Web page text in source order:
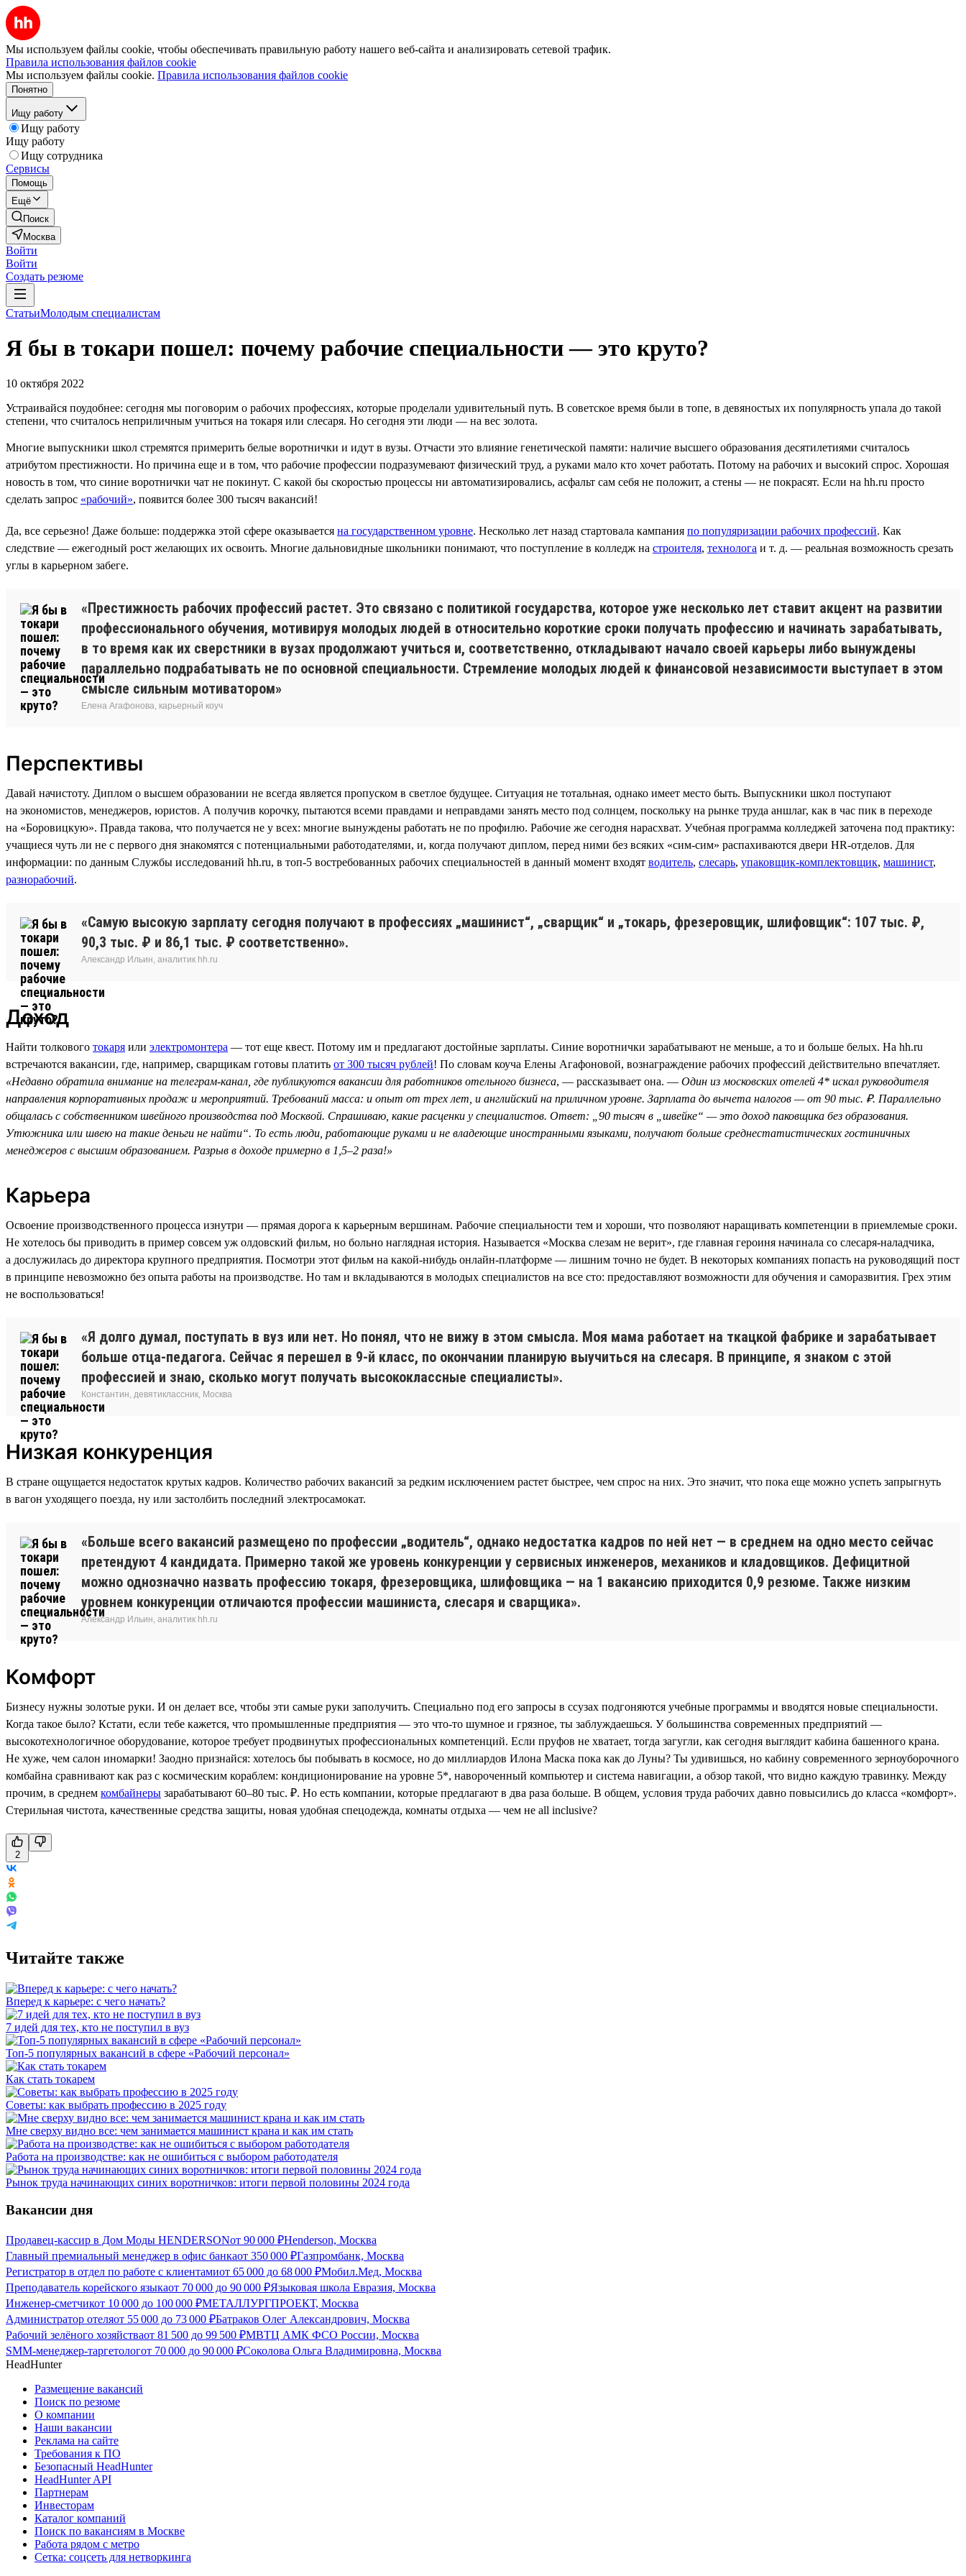
Мы используем файлы cookie, чтобы обеспечивать правильную работу нашего веб-сайта и анализировать сетевой трафик.
Правила использования файлов cookie
Мы используем файлы cookie. Правила использования файлов cookie
Понятно
Ищу работу
Ищу работу
Ищу работу
Ищу сотрудника
Сервисы
Помощь
Ещё
Поиск
Москва
Войти
Войти
Создать резюме
СтатьиМолодым специалистам
Я бы в токари пошел: почему рабочие специальности — это круто?
10 октября 2022
Устраивайся поудобнее: сегодня мы поговорим о рабочих профессиях, которые проделали удивительный путь. В советское время были в топе, в девяностых их популярность упала до такой
степени, что считалось неприличным учиться на токаря или слесаря. Но сегодня эти люди — на вес золота.
Многие выпускники школ стремятся примерить белые воротнички и идут в вузы. Отчасти это влияние генетической памяти: наличие высшего образования десятилетиями считалось
атрибутом престижности. Но причина еще и в том, что рабочие профессии подразумевают физический труд, а руками мало кто хочет работать. Потому на рабочих и высокий спрос. Хорошая
новость в том, что синие воротнички чат не покинут. С какой бы скоростью процессы ни автоматизировались, асфальт сам себя не положит, а стены — не покрасят. Если на hh.ru просто
сделать запрос «рабочий», появится более 300 тысяч вакансий!
Да, все серьезно! Даже больше: поддержка этой сфере оказывается на государственном уровне. Несколько лет назад стартовала кампания по популяризации рабочих профессий. Как
следствие — ежегодный рост желающих их освоить. Многие дальновидные школьники понимают, что поступление в колледж на строителя, технолога и т. д. — реальная возможность срезать
углы в карьерном забеге.
«Престижность рабочих профессий растет. Это связано с политикой государства, которое уже несколько лет ставит акцент на развитии
профессионального обучения, мотивируя молодых людей в относительно короткие сроки получать профессию и начинать зарабатывать,
в то время как их сверстники в вузах продолжают учиться и, соответственно, откладывают начало своей карьеры либо вынуждены
параллельно подрабатывать не по основной специальности. Стремление молодых людей к финансовой независимости выступает в этом
смысле сильным мотиватором»
Елена Агафонова, карьерный коуч
Перспективы
Давай начистоту. Диплом о высшем образовании не всегда является пропуском в светлое будущее. Ситуация не тотальная, однако имеет место быть. Выпускники школ поступают
на экономистов, менеджеров, юристов. А получив корочку, пытаются всеми правдами и неправдами занять место под солнцем, поскольку на рынке труда аншлаг, как в час пик в переходе
на «Боровицкую». Правда такова, что получается не у всех: многие вынуждены работать не по профилю. Рабочие же сегодня нарасхват. Учебная программа колледжей заточена под практику:
учащиеся чуть ли не с первого дня знакомятся с потенциальными работодателями, и, когда получают диплом, перед ними без всяких «сим-сим» распахиваются двери HR-отделов. Для
информации: по данным Службы исследований hh.ru, в топ-5 востребованных рабочих специальностей в данный момент входят водитель, слесарь, упаковщик-комплектовщик, машинист,
разнорабочий.
«Самую высокую зарплату сегодня получают в профессиях „машинист“, „сварщик“ и „токарь, фрезеровщик, шлифовщик“: 107 тыс. ₽,
90,3 тыс. ₽ и 86,1 тыс. ₽ соответственно».
Александр Ильин, аналитик hh.ru
Доход
Найти толкового токаря или электромонтера — тот еще квест. Потому им и предлагают достойные зарплаты. Синие воротнички зарабатывают не меньше, а то и больше белых. На hh.ru
встречаются вакансии, где, например, сварщикам готовы платить от 300 тысяч рублей! По словам коуча Елены Агафоновой, вознаграждение рабочих профессий действительно впечатляет.
«Недавно обратила внимание на телеграм-канал, где публикуются вакансии для работников отельного бизнеса, — рассказывает она. — Один из московских отелей 4* искал руководителя
направления корпоративных продаж и мероприятий. Требований масса: и опыт от трех лет, и английский на приличном уровне. Зарплата до вычета налогов — от 90 тыс. ₽. Параллельно
общалась с собственником швейного производства под Москвой. Спрашиваю, какие расценки у специалистов. Ответ: „90 тысяч в „швейке“ — это доход паковщика без образования.
Утюжника или швею на такие деньги не найти“. То есть люди, работающие руками и не владеющие иностранными языками, получают больше среднестатистических гостиничных
менеджеров с высшим образованием. Разрыв в доходе примерно в 1,5–2 раза!»
Карьера
Освоение производственного процесса изнутри — прямая дорога к карьерным вершинам. Рабочие специальности тем и хороши, что позволяют наращивать компетенции в приемлемые сроки.
Не хотелось бы приводить в пример совсем уж олдовский фильм, но больно наглядная история. Называется «Москва слезам не верит», где главная героиня начинала со слесаря-наладчика,
а дослужилась до директора крупного предприятия. Посмотри этот фильм на какой-нибудь онлайн-платформе — лишним точно не будет. В некоторых компаниях попасть на руководящий пост
в принципе невозможно без опыта работы на производстве. Но там и вкладываются в молодых специалистов на все сто: предоставляют возможности для обучения и саморазвития. Грех этим
не воспользоваться!
«Я долго думал, поступать в вуз или нет. Но понял, что не вижу в этом смысла. Моя мама работает на ткацкой фабрике и зарабатывает
больше отца-педагога. Сейчас я перешел в 9-й класс, по окончании планирую выучиться на слесаря. В принципе, я знаком с этой
профессией и знаю, сколько могут получать высококлассные специалисты».
Константин, девятиклассник, Москва
Низкая конкуренция
В стране ощущается недостаток крутых кадров. Количество рабочих вакансий за редким исключением растет быстрее, чем спрос на них. Это значит, что пока еще можно успеть запрыгнуть
в вагон уходящего поезда, ну или застолбить последний электросамокат.
«Больше всего вакансий размещено по профессии „водитель“, однако недостатка кадров по ней нет — в среднем на одно место сейчас
претендуют 4 кандидата. Примерно такой же уровень конкуренции у сервисных инженеров, механиков и кладовщиков. Дефицитной
можно однозначно назвать профессию токаря, фрезеровщика, шлифовщика — на 1 вакансию приходится 0,9 резюме. Также низким
уровнем конкуренции отличаются профессии машиниста, слесаря и сварщика».
Александр Ильин, аналитик hh.ru
Комфорт
Бизнесу нужны золотые руки. И он делает все, чтобы эти самые руки заполучить. Специально под его запросы в ссузах подгоняются учебные программы и вводятся новые специальности.
Когда такое было? Кстати, если тебе кажется, что промышленные предприятия — это что-то шумное и грязное, ты заблуждаешься. У большинства современных предприятий —
высокотехнологичное оборудование, которое требует продвинутых профессиональных компетенций. Если пруфов не хватает, тогда загугли, как сегодня выглядит кабина башенного крана.
Не хуже, чем салон иномарки! Заодно признайся: хотелось бы побывать в космосе, но до миллиардов Илона Маска пока как до Луны? Ты удивишься, но кабину современного зерноуборочного
комбайна сравнивают как раз с космическим кораблем: кондиционирование на уровне 5*, навороченный компьютер и система навигации, а обзор такой, что видно каждую травинку. Между
прочим, в среднем комбайнеры зарабатывают 60–80 тыс. ₽. Но есть компании, которые предлагают в два раза больше. В общем, условия труда рабочих давно повысились до класса «комфорт».
Стерильная чистота, качественные средства защиты, новая удобная спецодежда, комнаты отдыха — чем не all inclusive?
2
Читайте также
Вперед к карьере: с чего начать?
7 идей для тех, кто не поступил в вуз
Топ-5 популярных вакансий в сфере «Рабочий персонал»
Как стать токарем
Советы: как выбрать профессию в 2025 году
Мне сверху видно все: чем занимается машинист крана и как им стать
Работа на производстве: как не ошибиться с выбором работодателя
Рынок труда начинающих синих воротничков: итоги первой половины 2024 года
Вакансии дня
Продавец-кассир в Дом Моды HENDERSONот 90 000 ₽Henderson, Москва
Главный премиальный менеджер в офис банкаот 350 000 ₽Газпромбанк, Москва
Регистратор в отдел по работе с клиентамиот 65 000 до 68 000 ₽Мобил.Мед, Москва
Преподаватель корейского языкаот 70 000 до 90 000 ₽Языковая школа Евразия, Москва
Инженер-сметчикот 10 000 до 100 000 ₽МЕТАЛЛУРГПРОЕКТ, Москва
Администратор отеляот 55 000 до 73 000 ₽Батраков Олег Александрович, Москва
Рабочий зелёного хозяйстваот 81 500 до 99 500 ₽МВТЦ АМК ФСО России, Москва
SMM-менеджер-таргетологот 70 000 до 90 000 ₽Соколова Ольга Владимировна, Москва
HeadHunter
Размещение вакансий
Поиск по резюме
О компании
Наши вакансии
Реклама на сайте
Требования к ПО
Безопасный HeadHunter
HeadHunter API
Партнерам
Инвесторам
Каталог компаний
Поиск по вакансиям в Москве
Работа рядом с метро
Сетка: соцсеть для нетворкинга